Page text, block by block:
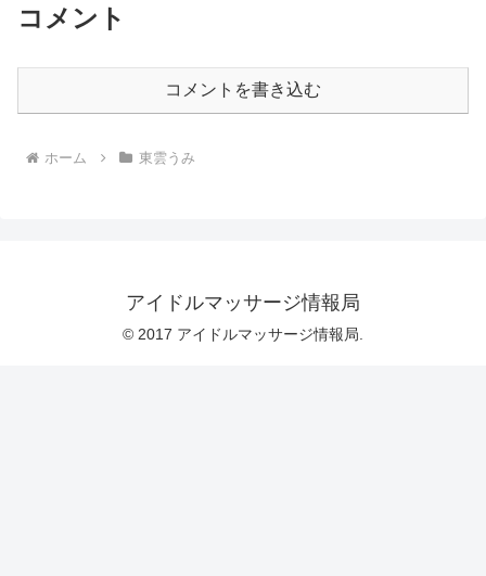
コメント
コメントを書き込む
ホーム 東雲うみ
アイドルマッサージ情報局
© 2017 アイドルマッサージ情報局.